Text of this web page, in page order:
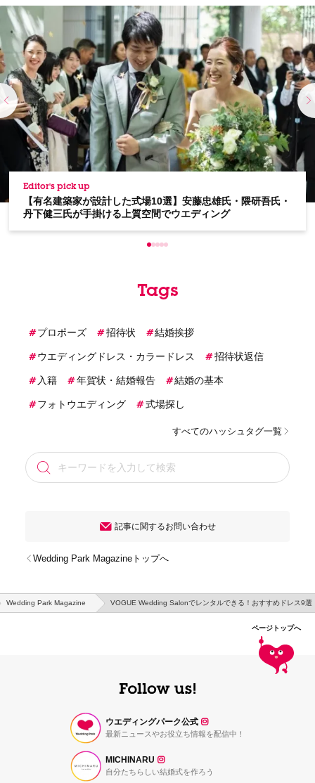
Editor's pick up
【有名建築家が設計した式場10選】安藤忠雄氏・隈研吾氏・
丹下健三氏が手掛ける上質空間でウエディング
Tags
プロポーズ 招待状 結婚挨拶
ウエディングドレス・カラードレス 招待状返信
入籍 年賀状・結婚報告 結婚の基本
フォトウエディング 式場探し
すべてのハッシュタグ一覧
記事に関するお問い合わせ
Wedding Park Magazineトップへ
Wedding Park Magazine VOGUE Wedding Salonでレンタルできる！おすすめドレス9選
ページトップへ
ウエディングパーク公式
最新ニュースやお役立ち情報を配信中！
MICHINARU
自分たちらしい結婚式を作ろう